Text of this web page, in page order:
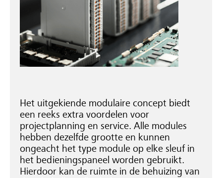
Het uitgekiende modulaire concept biedt
een reeks extra voordelen voor
projectplanning en service. Alle modules
hebben dezelfde grootte en kunnen
ongeacht het type module op elke sleuf in
het bedieningspaneel worden gebruikt.
Hierdoor kan de ruimte in de behuizing van